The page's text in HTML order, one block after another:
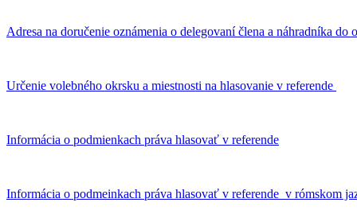
Adresa na doručenie oznámenia o delegovaní člena a náhradníka
Určenie volebného okrsku a miestnosti na hlasovanie v referende
Informácia o podmienkach práva hlasovať v referende
Informácia o podmeinkach práva hlasovať v referende v rómskom